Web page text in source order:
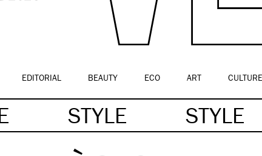
LA
EDITORIAL BEAUTY ECO ART CULTURE
STYLE STYLE